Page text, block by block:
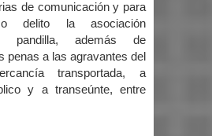
de comunicación y para
delito la asociación
pandilla, además de
penas a las agravantes del
transportada, a
y a transeúnte, entre